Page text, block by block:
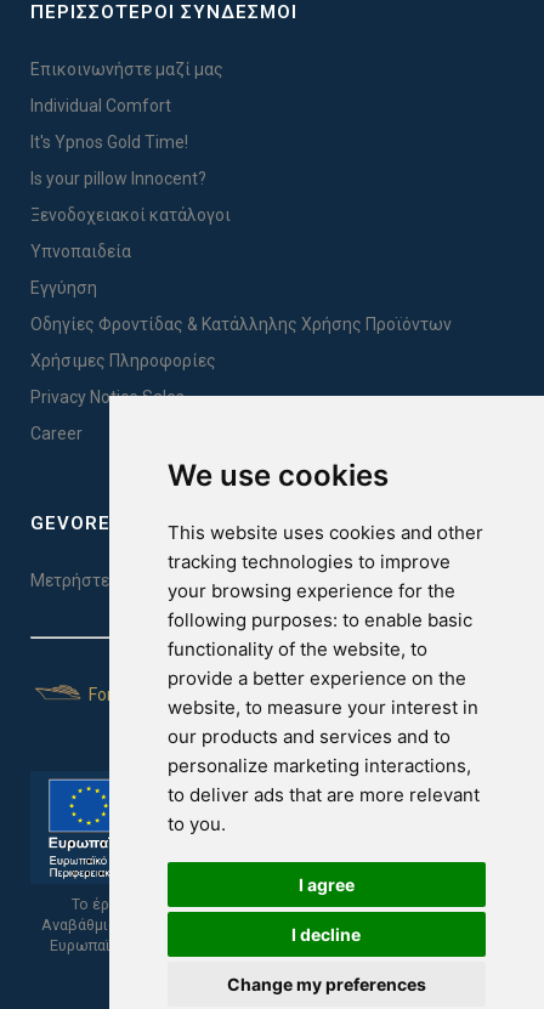
We use cookies
This website uses cookies and other
tracking technologies to improve
your browsing experience for the
following purposes: to enable basic
functionality of the website, to
provide a better experience on the
website, to measure your interest in
our products and services and to
personalize marketing interactions,
to deliver ads that are more relevant
to you.
I agree
I decline
Change my preferences
ΠΕΡΙΣΣΟΤΕΡΟΙ ΣΥΝΔΕΣΜΟΙ
Επικοινωνήστε μαζί μας
Individual Comfort
It's Ypnos Gold Time!
Is your pillow Innocent?
Ξενοδοχειακοί κατάλογοι
Υπνοπαιδεία
Εγγύηση
Οδηγίες Φροντίδας & Κατάλληλης Χρήσης Προϊόντων
Χρήσιμες Πληροφορίες
Privacy Notice Sales
Career
GEVOREST SLEEP QUALITY INDEX
Μετρήστε την ποιότητα του ύπνου σας. Κάντε το τεστ εδώ!
For Yachts
Το έργο υποβλήθηκε στα πλαίσια του Σχεδίου Ψηφιακής
Αναβάθμισης των Επιχειρήσεων και συγχρηματοδοτείται από το
Ευρωπαϊκό Ταμείο Περιφερειακής Ανάπτυξης και την Κυπριακή